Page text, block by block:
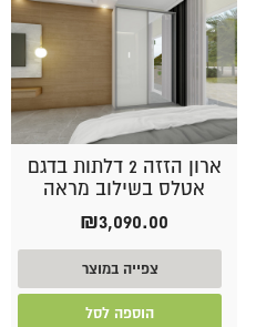
ארון הזזה 2 דלתות בדגם
אטלס בשילוב מראה
₪3,090.00
צפייה במוצר
הוספה לסל